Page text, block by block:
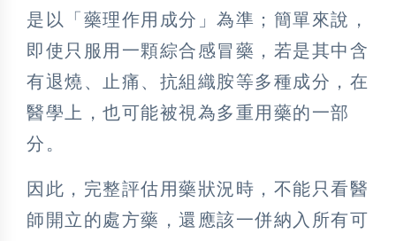
是以「藥理作用成分」為準；簡單來說，
即使只服用一顆綜合感冒藥，若是其中含
有退燒、止痛、抗組織胺等多種成分，在
醫學上，也可能被視為多重用藥的一部
分。
因此，完整評估用藥狀況時，不能只看醫
師開立的處方藥，還應該一併納入所有可